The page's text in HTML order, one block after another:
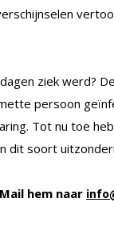
ziek werd?
persoon
Tot nu toe
dit soort
hem naar